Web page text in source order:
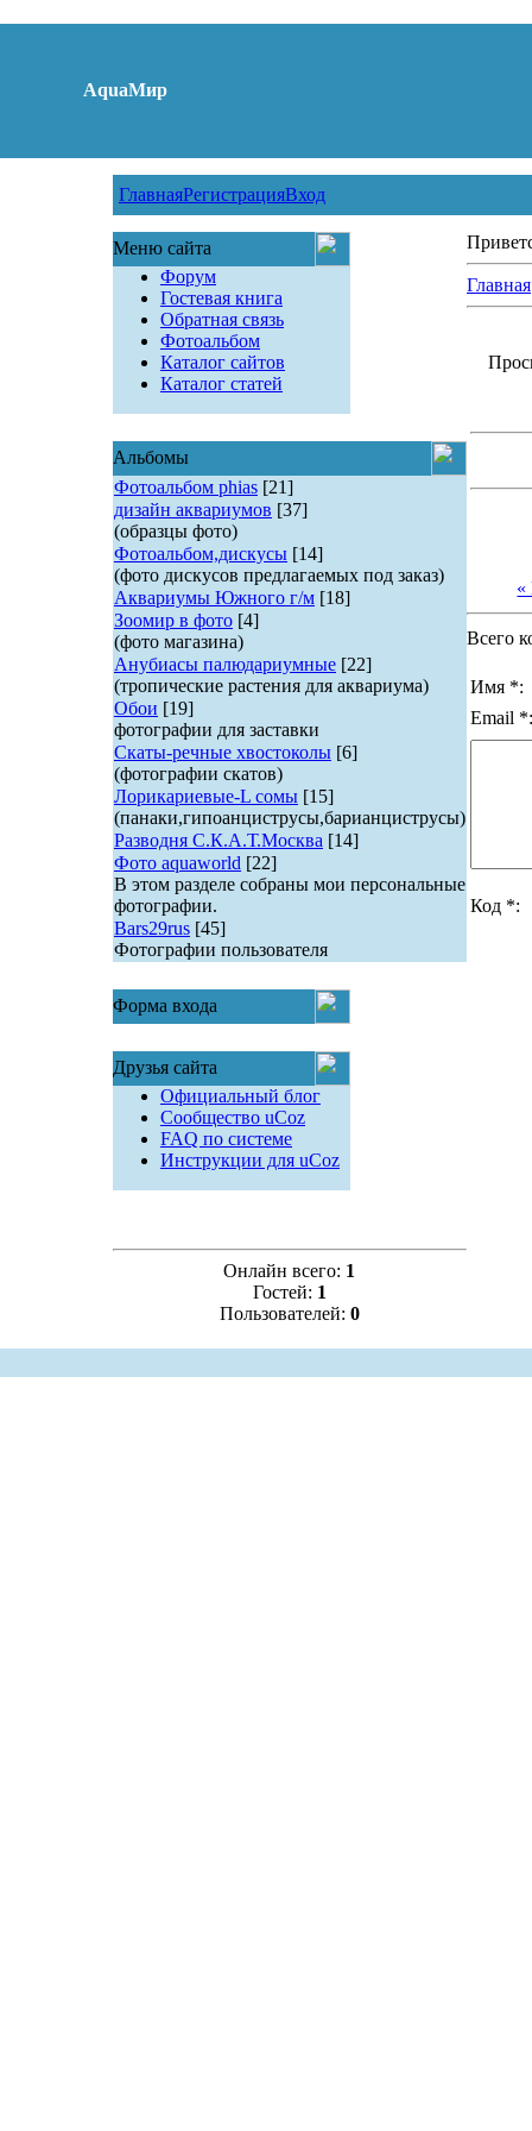
AquaМир
ГлавнаяРегистрацияВход
Меню сайта
Форум
Гостевая книга
Обратная связь
Фотоальбом
Каталог сайтов
Каталог статей
Альбомы
Фотоальбом phias [21]
дизайн аквариумов [37]
(образцы фото)
Фотоальбом,дискусы [14]
(фото дискусов предлагаемых под заказ)
Аквариумы Южного г/м [18]
Зоомир в фото [4]
(фото магазина)
Анубиасы палюдариумные [22]
(тропические растения для аквариума)
Обои [19]
фотографии для заставки
Скаты-речные хвостоколы [6]
(фотографии скатов)
Лорикариевые-L сомы [15]
(панаки,гипоанциструсы,барианциструсы)
Разводня С.К.А.Т.Москва [14]
Фото aquaworld [22]
В этом разделе собраны мои персональные
фотографии.
Bars29rus [45]
Фотографии пользователя
Форма входа
Друзья сайта
Официальный блог
Сообщество uCoz
FAQ по системе
Инструкции для uCoz
Онлайн всего: 1
Гостей: 1
Пользователей: 0
Главная
«
Всего
Имя *:
Email *:
Код *: